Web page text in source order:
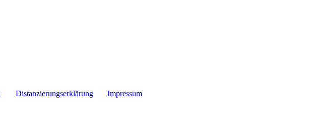
Distanzierungserklärung Impressum